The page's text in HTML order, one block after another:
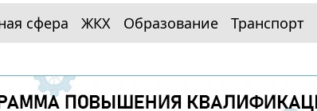
сфера ЖКХ Образование Транспорт